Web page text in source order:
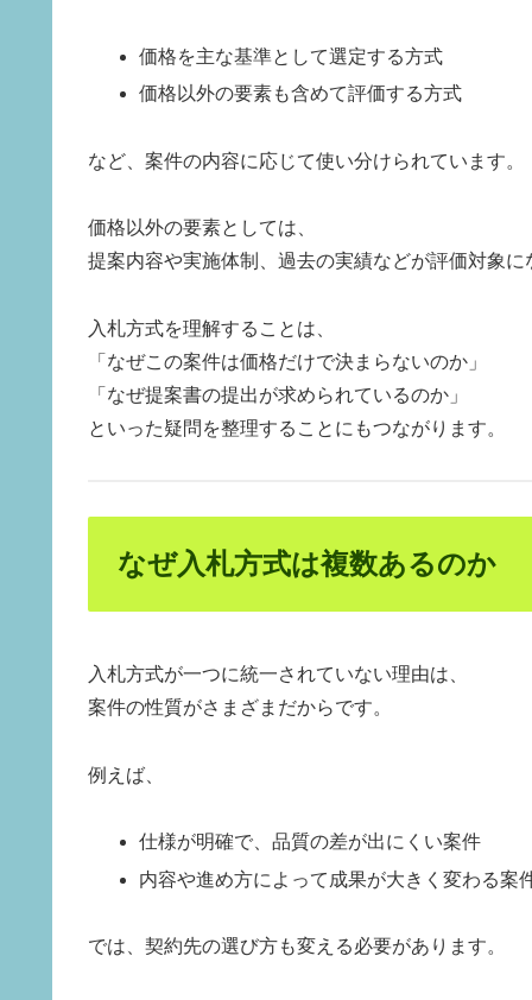
価格を主な基準として選定する方式
価格以外の要素も含めて評価する方式
など、案件の内容に応じて使い分けられています。
価格以外の要素としては、
提案内容や実施体制、過去の実績などが評価対象に
入札方式を理解することは、
「なぜこの案件は価格だけで決まらないのか」
「なぜ提案書の提出が求められているのか」
といった疑問を整理することにもつながります。
なぜ入札方式は複数あるのか
入札方式が一つに統一されていない理由は、
案件の性質がさまざまだからです。
例えば、
仕様が明確で、品質の差が出にくい案件
内容や進め方によって成果が大きく変わる案
では、契約先の選び方も変える必要があります。